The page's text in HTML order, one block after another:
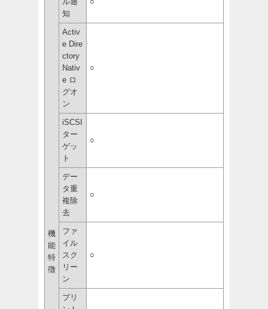
機
能
特
徴
知
Activ
e Dire
ctory
Nativ
e ロ
グオ
ン
○
iSCSI
ター
ゲッ
ト
○
デー
タ重
複除
去
○
ファ
イル
スク
リー
ン
○
プリ